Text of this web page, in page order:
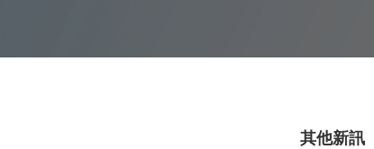
其他新訊